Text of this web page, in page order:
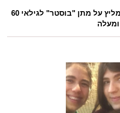
תגובה לניצן הורוביץ, שממליץ על מתן "בוסטר" לגילאי 60
ומעלה